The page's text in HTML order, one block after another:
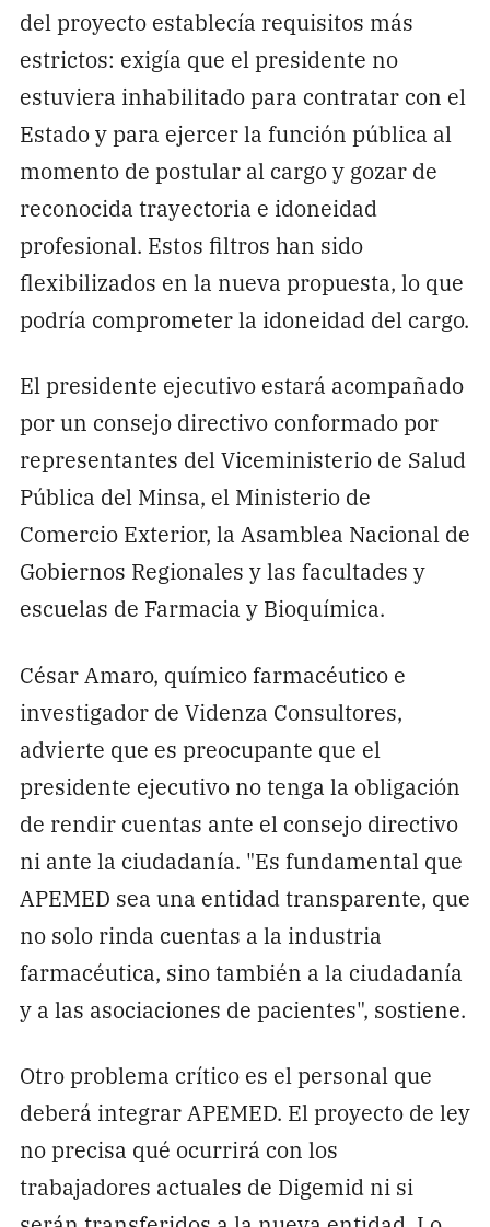
del proyecto establecía requisitos más
estrictos: exigía que el presidente no
estuviera inhabilitado para contratar con el
Estado y para ejercer la función pública al
momento de postular al cargo y gozar de
reconocida trayectoria e idoneidad
profesional. Estos filtros han sido
flexibilizados en la nueva propuesta, lo que
podría comprometer la idoneidad del cargo.
El presidente ejecutivo estará acompañado
por un consejo directivo conformado por
representantes del Viceministerio de Salud
Pública del Minsa, el Ministerio de
Comercio Exterior, la Asamblea Nacional de
Gobiernos Regionales y las facultades y
escuelas de Farmacia y Bioquímica.
César Amaro, químico farmacéutico e
investigador de Videnza Consultores,
advierte que es preocupante que el
presidente ejecutivo no tenga la obligación
de rendir cuentas ante el consejo directivo
ni ante la ciudadanía. "Es fundamental que
APEMED sea una entidad transparente, que
no solo rinda cuentas a la industria
farmacéutica, sino también a la ciudadanía
y a las asociaciones de pacientes", sostiene.
Otro problema crítico es el personal que
deberá integrar APEMED. El proyecto de ley
no precisa qué ocurrirá con los
trabajadores actuales de Digemid ni si